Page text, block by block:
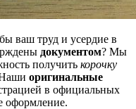
ваш труд и усердие в
документом? Мы
получить корочку
Наши оригинальные
в официальных
оформление.